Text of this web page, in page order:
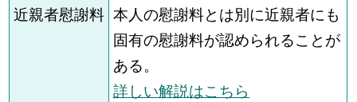
近親者慰謝料 本人の慰謝料とは別に近親者にも
固有の慰謝料が認められることが
ある。
詳しい解説はこちら